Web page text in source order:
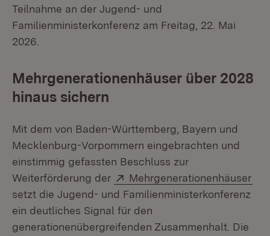
Teilnahme an der Jugend- und
Familienministerkonferenz am Freitag, 22. Mai
2026.
Mehrgenerationenhäuser über 2028
hinaus sichern
Mit dem von Baden-Württemberg, Bayern und
Mecklenburg-Vorpommern eingebrachten und
einstimmig gefassten Beschluss zur
Weiterförderung der
Extern:
Mehrgenerationenhäuser
setzt die Jugend- und Familienministerkonferenz
ein deutliches Signal für den
generationenübergreifenden Zusammenhalt. Die